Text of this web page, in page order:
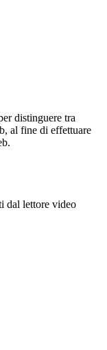
distinguere tra
al fine di effettuare
dal lettore video